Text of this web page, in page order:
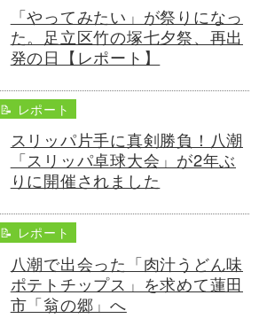
「やってみたい」が祭りになっ
た。足立区竹の塚七夕祭、再出
発の日【レポート】
📝 レポート
スリッパ片手に真剣勝負！八潮
「スリッパ卓球大会」が2年ぶ
りに開催されました
📝 レポート
八潮で出会った「肉汁うどん味
ポテトチップス」を求めて蓮田
市「翁の郷」へ